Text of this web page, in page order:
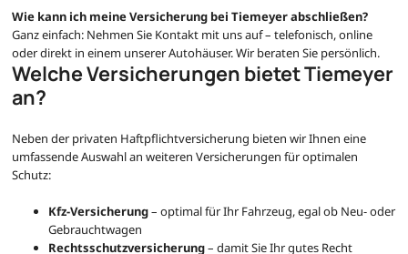
Wie kann ich meine Versicherung bei Tiemeyer abschließen?
Ganz einfach: Nehmen Sie Kontakt mit uns auf – telefonisch, online
oder direkt in einem unserer Autohäuser. Wir beraten Sie persönlich.
Welche Versicherungen bietet Tiemeyer
an?
Neben der privaten Haftpflichtversicherung bieten wir Ihnen eine
umfassende Auswahl an weiteren Versicherungen für optimalen
Schutz:
Kfz-Versicherung– optimal für Ihr Fahrzeug, egal ob Neu- oder
Gebrauchtwagen
Rechtsschutzversicherung– damit Sie Ihr gutes Recht